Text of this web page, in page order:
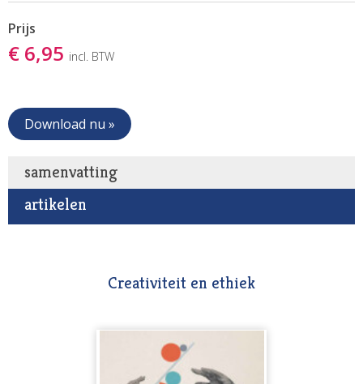
Prijs
€ 6,95 incl. BTW
Download nu »
samenvatting
artikelen
Creativiteit en ethiek